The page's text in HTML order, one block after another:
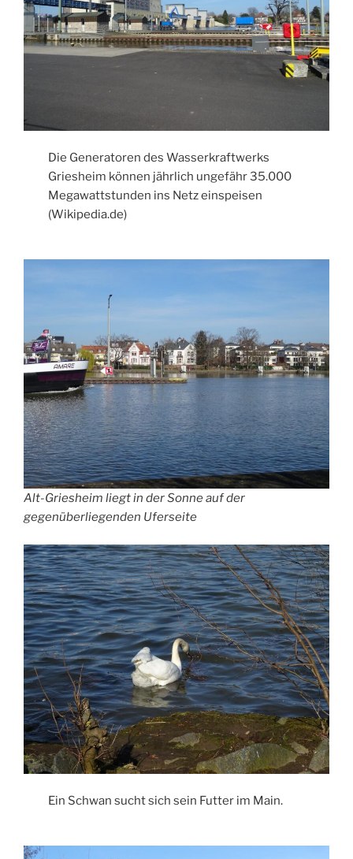
Die Generatoren des Wasserkraftwerks
Griesheim können jährlich ungefähr 35.000
Megawattstunden ins Netz einspeisen
(Wikipedia.de)
Alt-Griesheim liegt in der Sonne auf der
gegenüberliegenden Uferseite
Ein Schwan sucht sich sein Futter im Main.